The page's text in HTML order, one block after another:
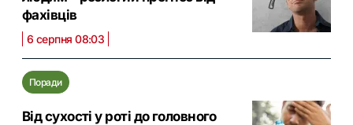
фахівців
6 серпня 08:03
Поради
Від сухості у роті до головного